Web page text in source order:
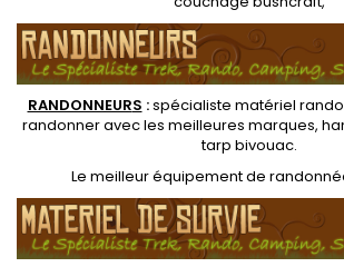
RANDONNEURS :spécialiste matériel
randonner avec les meilleures marques,
tarp bivouac.
Le meilleur équipement de